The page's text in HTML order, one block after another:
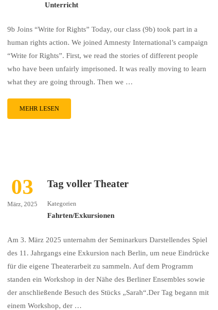
Unterricht
9b Joins “Write for Rights” Today, our class (9b) took part in a
human rights action. We joined Amnesty International’s campaign
“Write for Rights”. First, we read the stories of different people
who have been unfairly imprisoned. It was really moving to learn
what they are going through. Then we …
MEHR LESEN
03
März, 2025
Tag voller Theater
Kategorien
Fahrten/Exkursionen
Am 3. März 2025 unternahm der Seminarkurs Darstellendes Spiel
des 11. Jahrgangs eine Exkursion nach Berlin, um neue Eindrücke
für die eigene Theaterarbeit zu sammeln. Auf dem Programm
standen ein Workshop in der Nähe des Berliner Ensembles sowie
der anschließende Besuch des Stücks „Sarah“.Der Tag begann mit
einem Workshop, der …